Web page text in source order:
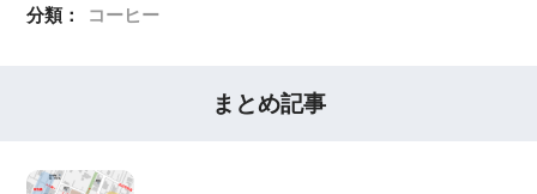
分類： コーヒー
まとめ記事